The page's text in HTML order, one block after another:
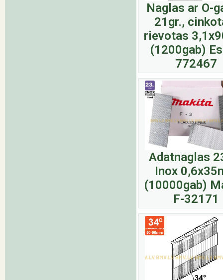
Naglas ar O-
21gr.,
rievotas
(1200gab)
772467
Adatnaglas
Inox
(10000gab)
F-32171